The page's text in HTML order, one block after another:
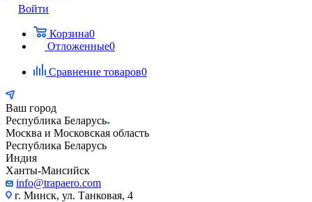
Войти
Корзина0
Отложенные0
Сравнение товаров0
Ваш город
Республика Беларусь
Москва и Московская область
Республика Беларусь
Индия
Ханты-Мансийск
info@trapaero.com
г. Минск, ул. Танковая, 4